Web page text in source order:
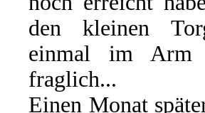
den kleinen
einmal im
fraglich...
Einen Monat